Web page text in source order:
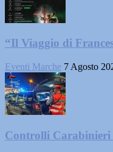
“Il Viaggio di
Eventi Marche 7 Agosto
Controlli Carabinieri